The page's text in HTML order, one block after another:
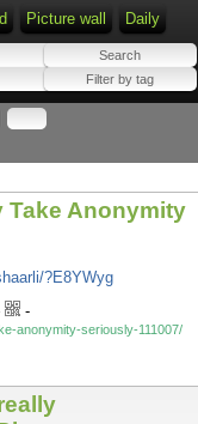
Picture wall Daily
Take Anonymity
?E8YWyg
-
anonymity-seriously-111007/